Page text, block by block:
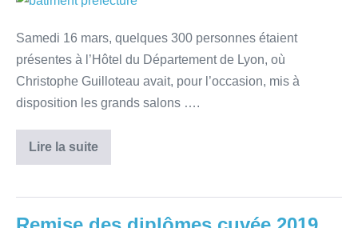
Samedi 16 mars, quelques 300 personnes étaient
présentes à l’Hôtel du Département de Lyon, où
Christophe Guilloteau avait, pour l’occasion, mis à
disposition les grands salons ….
Lire la suite